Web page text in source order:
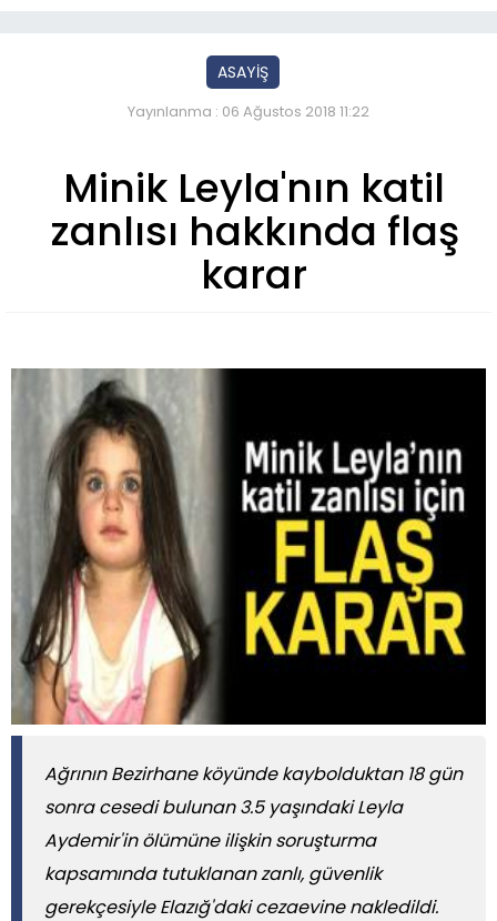
ASAYİŞ
Yayınlanma : 06 Ağustos 2018 11:22
Minik Leyla'nın katil
zanlısı hakkında flaş
karar
Ağrının Bezirhane köyünde kaybolduktan 18 gün
sonra cesedi bulunan 3.5 yaşındaki Leyla
Aydemir'in ölümüne ilişkin soruşturma
kapsamında tutuklanan zanlı, güvenlik
gerekçesiyle Elazığ'daki cezaevine nakledildi.